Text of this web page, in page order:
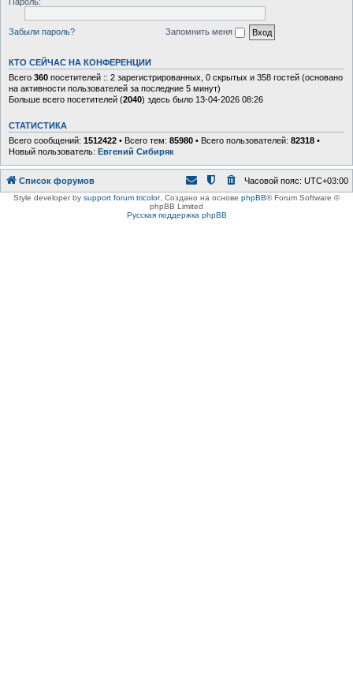
Забыли пароль? Запомнить меня
КТО СЕЙЧАС НА КОНФЕРЕНЦИИ
Всего 360 посетителей :: 2 зарегистрированных, 0 скрытых и 358 гостей (основано
на активности пользователей за последние 5 минут)
Больше всего посетителей (2040) здесь было 13-04-2026 08:26
СТАТИСТИКА
Всего сообщений: 1512422 • Всего тем: 85980 • Всего пользователей: 82318 •
Новый пользователь: Евгений Сибиряк
Список форумов Часовой пояс: UTC+03:00
Style developer by support forum tricolor, Создано на основе phpBB® Forum Software ©
phpBB Limited
Русская поддержка phpBB